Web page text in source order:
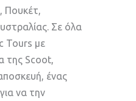
Πουκέτ,
Σε όλα
Tours με
της Scoot,
ένας
να την